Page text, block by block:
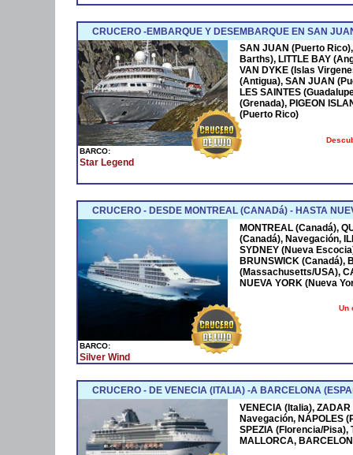
CRUCERO -EMBARQUE Y DESEMBARQUE EN SAN
BARCO:
Star Legend
SAN JUAN (Puerto
Barths), LITTLE BAY
VAN DYKE (Islas
(Antigua), SAN JUAN
LES SAINTES
(Grenada), PIGEON
(Puerto Rico)
CRUCERO - DESDE MONTREAL (CANADá) - HASTA
BARCO:
Silver Wind
MONTREAL (Canadá),
(Canadá), Navegación,
SYDNEY (Nueva
BRUNSWICK (Canadá),
(Massachusetts/USA),
NUEVA YORK (Nueva
Un
CRUCERO - DE VENECIA (ITALIA) -A BARCELONA
VENECIA (Italia),
Navegación, NÁPOLES
SPEZIA (Florencia/Pisa),
MALLORCA,